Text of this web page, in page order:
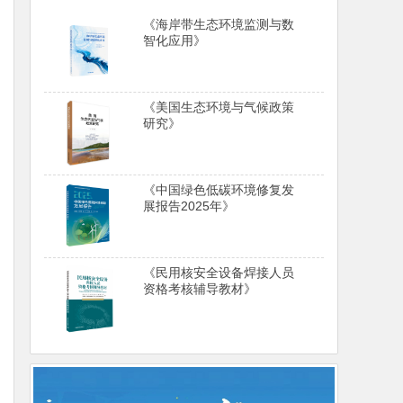
《海岸带生态环境监测与数
智化应用》
《美国生态环境与气候政策
研究》
《中国绿色低碳环境修复发
展报告2025年》
《民用核安全设备焊接人员
资格考核辅导教材》